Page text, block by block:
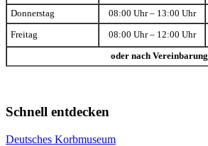
Donnerstag 08:00 Uhr – 13:00 Uhr
Freitag 08:00 Uhr – 12:00 Uhr
oder nach Vereinbarung
Schnell entdecken
Deutsches Korbmuseum